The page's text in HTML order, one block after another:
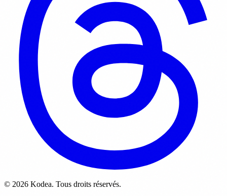
© 2026 Kodea. Tous droits réservés.